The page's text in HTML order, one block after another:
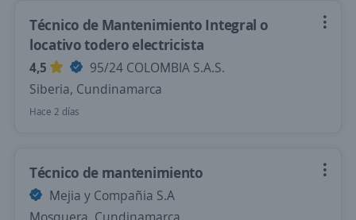
Técnico de Mantenimiento Integral o
locativo todero electricista
4,5
95/24 COLOMBIA S.A.S.
Siberia, Cundinamarca
Hace 2 días
Técnico de mantenimiento
Mejia y Compañia S.A